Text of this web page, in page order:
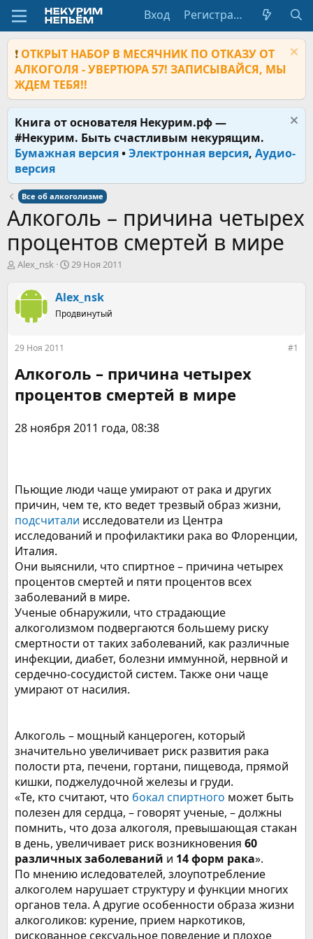
Вход Регистрация
❗ ОТКРЫТ НАБОР В МЕСЯЧНИК ПО ОТКАЗУ ОТ
АЛКОГОЛЯ - УВЕРТЮРА 57! ЗАПИСЫВАЙСЯ, МЫ
ЖДЕМ ТЕБЯ!!
Книга от основателя Некурим.рф —
#Некурим. Быть счастливым некурящим.
Бумажная версия•Электронная версия, Аудио-
версия
Все об алкоголизме
Алкоголь – причина четырех
процентов смертей в мире
А
о
р
м
Alex_nsk
Д
а
н
а
29 Ноя 2011
Alex_nsk
Продвинутый
29 Ноя 2011 #1
Алкоголь – причина четырех
процентов смертей в мире
28 ноября 2011 года, 08:38
Пьющие люди чаще умирают от рака и других
причин, чем те, кто ведет трезвый образ жизни,
подсчитали исследователи из Центра
исследований и профилактики рака во Флоренции,
Италия.
Они выяснили, что спиртное – причина четырех
процентов смертей и пяти процентов всех
заболеваний в мире.
Ученые обнаружили, что страдающие
алкоголизмом подвергаются большему риску
смертности от таких заболеваний, как различные
инфекции, диабет, болезни иммунной, нервной и
сердечно-сосудистой систем. Также они чаще
умирают от насилия.
Алкоголь – мощный канцероген, который
значительно увеличивает риск развития рака
полости рта, печени, гортани, пищевода, прямой
кишки, поджелудочной железы и груди.
«Те, кто считают, что бокал спиртного может быть
полезен для сердца, – говорят ученые, – должны
помнить, что доза алкоголя, превышающая стакан
в день, увеличивает риск возникновения 60
различныхзаболеваний и 14 форм рака».
По мнению иследователей, злоупотребление
алкоголем нарушает структуру и функции многих
органов тела. А другие особенности образа жизни
алкоголиков: курение, прием наркотиков,
рискованное сексуальное поведение и плохое